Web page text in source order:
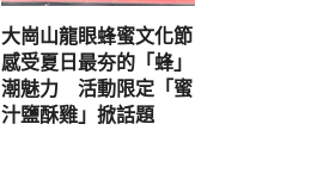
大崗山龍眼蜂蜜文化節
感受夏日最夯的「蜂」
潮魅力 活動限定「蜜
汁鹽酥雞」掀話題